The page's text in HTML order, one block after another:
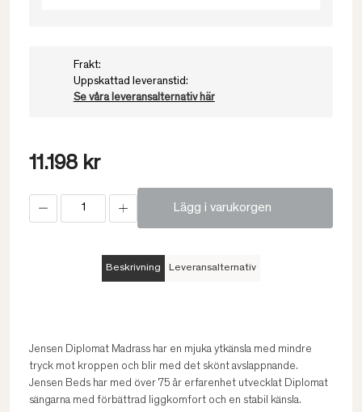
Frakt:
Uppskattad leveranstid:
Se våra leveransalternativ här
11.198 kr
Lägg i varukorgen
Beskrivning Leveransalternativ
Jensen Diplomat Madrass har en mjuka ytkänsla med mindre
tryck mot kroppen och blir med det skönt avslappnande.
Jensen Beds har med över 75 år erfarenhet utvecklat Diplomat
sängarna med förbättrad liggkomfort och en stabil känsla.